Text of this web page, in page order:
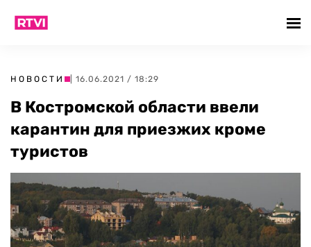
НОВОСТИ | 16.06.2021 / 18:29
В Костромской области ввели
карантин для приезжих кроме
туристов